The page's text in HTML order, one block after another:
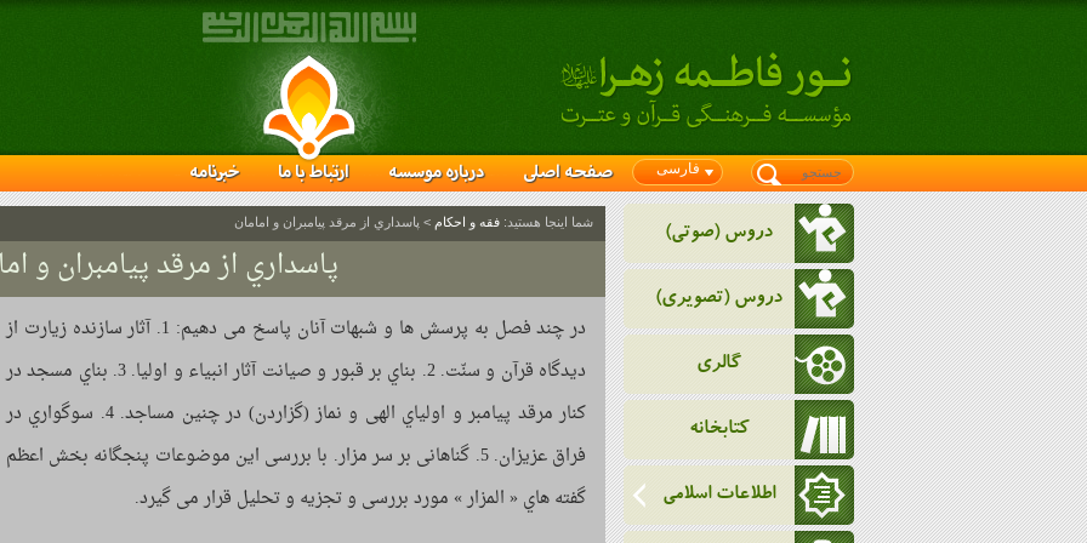
فارسی صفحه اصلی درباره موسسه ارتباط با ما خبرنامه
دروس (صوتی)
دروس (تصویری)
گالری
کتابخانه
اطلاعات اسلامی
شما اینجا هستید: فقه و احکام > پاسداري از مرقد پیامبران و امامان
پاسداري از مرقد پیامبران و
در چند فصل به پرسش ها و شبهات آنان پاسخ می دهیم: 1. آثار سازنده زیارت از
دیدگاه قرآن و سنّت. 2. بناي بر قبور و صیانت آثار انبیاء و اولیا. 3. بناي مسجد در
کنار مرقد پیامبر و اولیاي الهی و نماز (گزاردن) در چنین مساجد. 4. سوگواري در
فراق عزیزان. 5. گناهانی بر سر مزار. با بررسی این موضوعات پنجگانه بخش اعظم
گفته هاي « المزار » مورد بررسی و تجزیه و تحلیل قرار می گیرد.